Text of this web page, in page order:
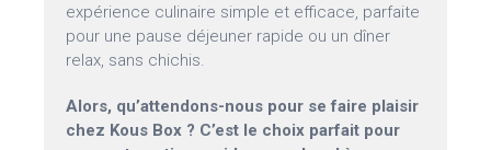
expérience culinaire simple et efficace, parfaite
pour une pause déjeuner rapide ou un dîner
relax, sans chichis.
Alors, qu’attendons-nous pour se faire plaisir
chez Kous Box ? C’est le choix parfait pour